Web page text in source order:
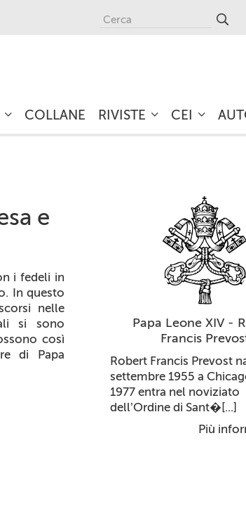
COLLANE RIVISTE CEI
e
i fedeli in
In questo
nelle
si sono
così
di Papa
Papa Leone XIV -
Francis
Robert Francis Prevost
settembre 1955 a
1977 entra nel noviziato
dell’Ordine di Sant�[...]
Più